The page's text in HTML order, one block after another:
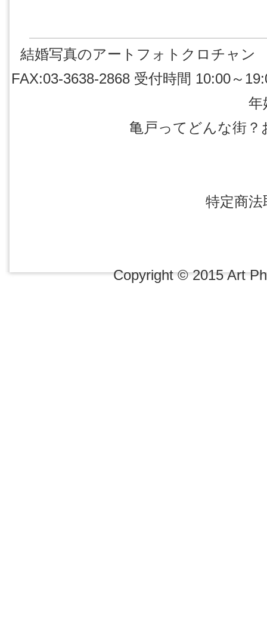
結婚写真のアートフォトクロチャ
FAX:03-3638-2868 受付時間 10:00～
年
亀戸ってどんな街
特定商
Copyright © 2015 Art